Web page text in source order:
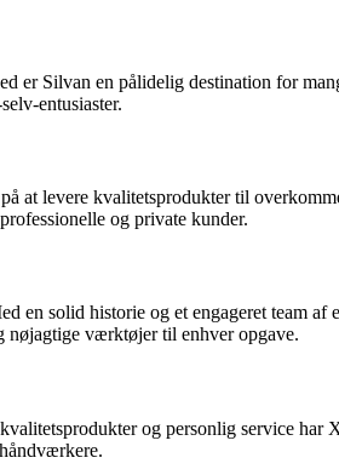
er Silvan en pålidelig destination for
entusiaster.
at levere kvalitetsprodukter til
og private kunder.
solid historie og et engageret team af
nøjagtige værktøjer til enhver opgave.
og personlig service